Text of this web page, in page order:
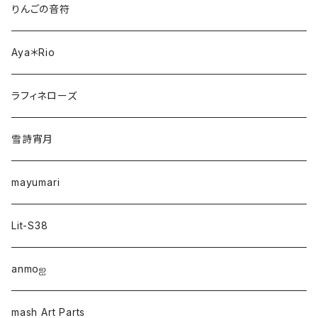
りんごの音符
Aya＊Rio
ラフィネローズ
雪詩宵月
mayumari
Lit-S38
anmo‪ஐ‬
mash Art Parts